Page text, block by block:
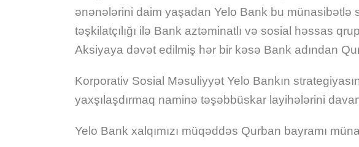
ənənələrini daim yaşadan Yelo Bank bu münasibətlə
təşkilatçılığı ilə Bank aztəminatlı və sosial həssas
Aksiyaya dəvət edilmiş hər bir kəsə Bank adından
Korporativ Sosial Məsuliyyət Yelo Bankın
yaxşılaşdırmaq naminə təşəbbüskar layihələrini
Yelo Bank xalqımızı müqəddəs Qurban bayramı